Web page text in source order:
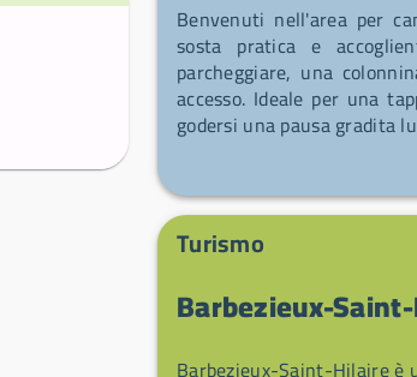
Benvenuti nell'area per
sosta pratica e
parcheggiare, una
accesso. Ideale per una
godersi una pausa gradita
Turismo
Barbezieux-
Barbezieux-Saint-Hilaire è